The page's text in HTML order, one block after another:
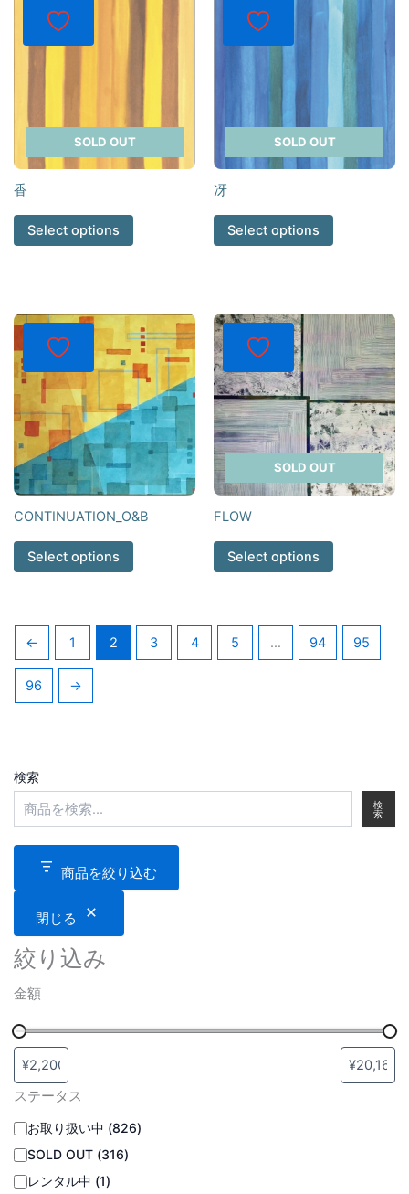
SOLD OUT
香
Select options
SOLD OUT
冴
Select options
CONTINUATION_O&B
Select options
SOLD OUT
FLOW
Select options
← 1 2 3 4 5 … 94 95
96 →
検索
検
索
商品を絞り込む
閉じる
絞り込み
金額
ステータス
お取り扱い中 (826)
SOLD OUT (316)
レンタル中 (1)